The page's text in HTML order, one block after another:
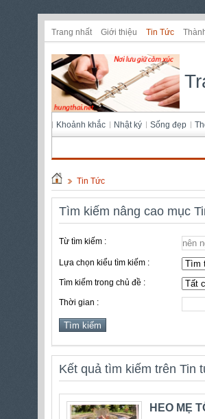
Trang nhất Giới thiệu Tin Tức
Khoảnh khắc Nhật ký Sống đẹp
Tin Tức
Tìm kiếm nâng cao mục
Từ tìm kiếm :
Lựa chọn kiểu tìm kiếm :
Tìm kiếm trong chủ đề :
Thời gian :
Kết quả tìm kiếm trên Tin
HEO MẸ